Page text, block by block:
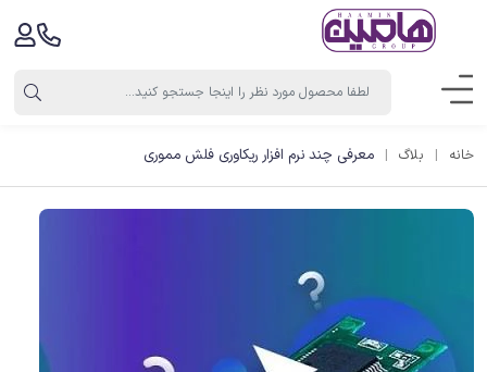
خانه بلاگ معرفی چند نرم افزار ریکاوری فلش مموری